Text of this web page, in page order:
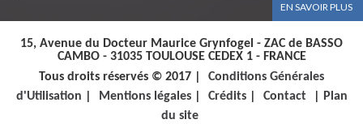
EN SAVOIR PLUS
15, Avenue du Docteur Maurice Grynfogel - ZAC de BASSO
CAMBO - 31035 TOULOUSE CEDEX 1 - FRANCE
Tous droits réservés © 2017 |
Conditions Générales
d'Utilisation
Mentions légales| Crédits| Contact
Plan
du site